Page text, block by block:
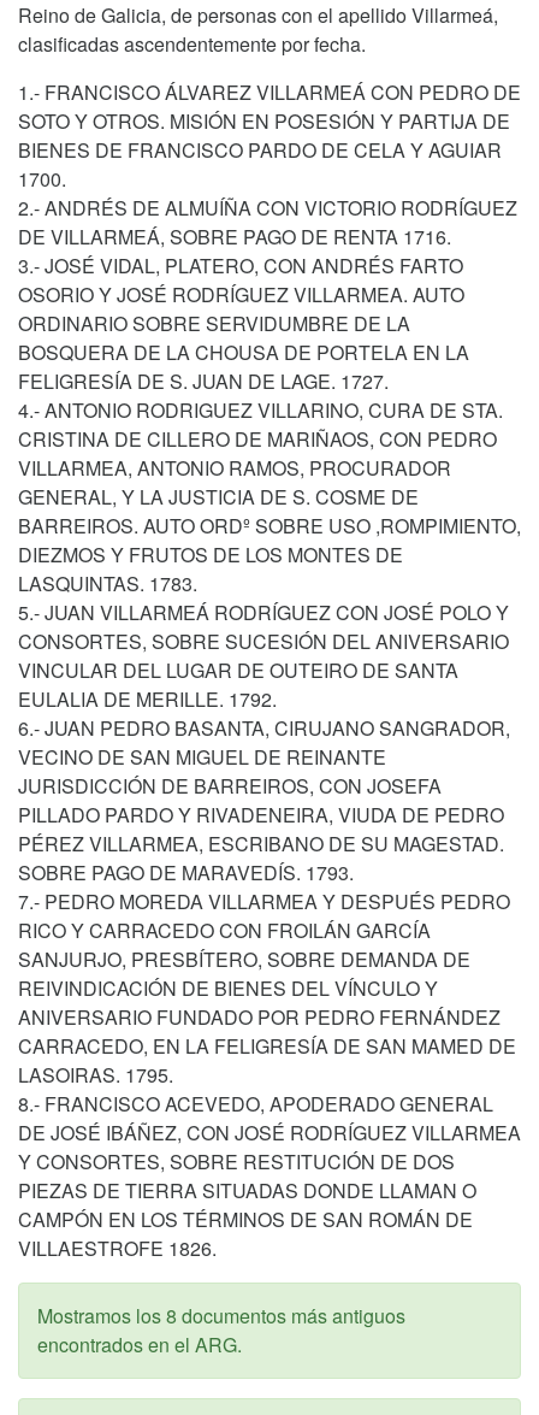
Reino de Galicia, de personas con el apellido Villarmeá,
clasificadas ascendentemente por fecha.
1.- FRANCISCO ÁLVAREZ VILLARMEÁ CON PEDRO DE
SOTO Y OTROS. MISIÓN EN POSESIÓN Y PARTIJA DE
BIENES DE FRANCISCO PARDO DE CELA Y AGUIAR
1700.
2.- ANDRÉS DE ALMUÍÑA CON VICTORIO RODRÍGUEZ
DE VILLARMEÁ, SOBRE PAGO DE RENTA 1716.
3.- JOSÉ VIDAL, PLATERO, CON ANDRÉS FARTO
OSORIO Y JOSÉ RODRÍGUEZ VILLARMEA. AUTO
ORDINARIO SOBRE SERVIDUMBRE DE LA
BOSQUERA DE LA CHOUSA DE PORTELA EN LA
FELIGRESÍA DE S. JUAN DE LAGE. 1727.
4.- ANTONIO RODRIGUEZ VILLARINO, CURA DE STA.
CRISTINA DE CILLERO DE MARIÑAOS, CON PEDRO
VILLARMEA, ANTONIO RAMOS, PROCURADOR
GENERAL, Y LA JUSTICIA DE S. COSME DE
BARREIROS. AUTO ORDº SOBRE USO ,ROMPIMIENTO,
DIEZMOS Y FRUTOS DE LOS MONTES DE
LASQUINTAS. 1783.
5.- JUAN VILLARMEÁ RODRÍGUEZ CON JOSÉ POLO Y
CONSORTES, SOBRE SUCESIÓN DEL ANIVERSARIO
VINCULAR DEL LUGAR DE OUTEIRO DE SANTA
EULALIA DE MERILLE. 1792.
6.- JUAN PEDRO BASANTA, CIRUJANO SANGRADOR,
VECINO DE SAN MIGUEL DE REINANTE
JURISDICCIÓN DE BARREIROS, CON JOSEFA
PILLADO PARDO Y RIVADENEIRA, VIUDA DE PEDRO
PÉREZ VILLARMEA, ESCRIBANO DE SU MAGESTAD.
SOBRE PAGO DE MARAVEDÍS. 1793.
7.- PEDRO MOREDA VILLARMEA Y DESPUÉS PEDRO
RICO Y CARRACEDO CON FROILÁN GARCÍA
SANJURJO, PRESBÍTERO, SOBRE DEMANDA DE
REIVINDICACIÓN DE BIENES DEL VÍNCULO Y
ANIVERSARIO FUNDADO POR PEDRO FERNÁNDEZ
CARRACEDO, EN LA FELIGRESÍA DE SAN MAMED DE
LASOIRAS. 1795.
8.- FRANCISCO ACEVEDO, APODERADO GENERAL
DE JOSÉ IBÁÑEZ, CON JOSÉ RODRÍGUEZ VILLARMEA
Y CONSORTES, SOBRE RESTITUCIÓN DE DOS
PIEZAS DE TIERRA SITUADAS DONDE LLAMAN O
CAMPÓN EN LOS TÉRMINOS DE SAN ROMÁN DE
VILLAESTROFE 1826.
Mostramos los 8 documentos más antiguos
encontrados en el ARG.